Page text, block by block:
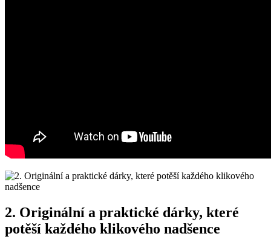
2. Originální‌ a praktické ⁤dárky, které
potěší ‍každého⁤ klikového nadšence